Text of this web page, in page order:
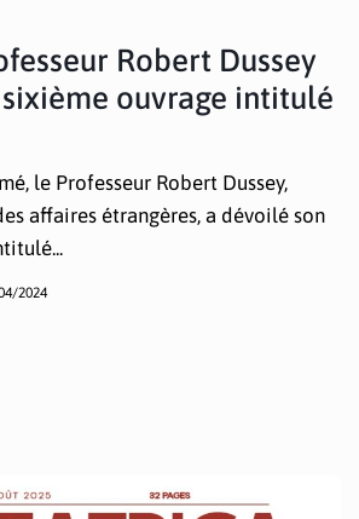
Robert Dussey
ouvrage intitulé
le Professeur Robert Dussey,
affaires étrangères, a dévoilé son
2024